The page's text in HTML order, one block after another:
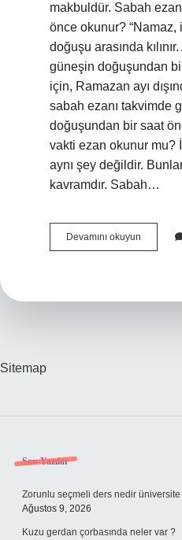
makbuldür. Sabah
önce okunur?
doğuşu arasında
güneşin doğuşundan
için, Ramazan ayı
sabah ezanı takvimde
doğuşundan bir saat
vakti ezan okunur mu?
aynı şey değildir.
kavramdır. Sabah…
Devamını okuyun
Mı
Sitemap
Sidebar
Son Yazılar
Zorunlu seçmeli ders nedir üniversite
Ağustos 9, 2026
Kuzu gerdan çorbasında neler var ?